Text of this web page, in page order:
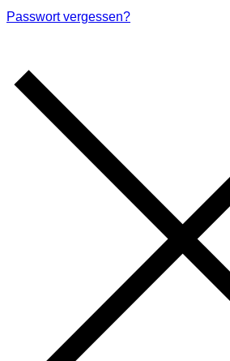
Passwort vergessen?